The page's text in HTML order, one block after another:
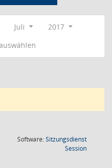
Juli
2017
Software:Sitzungsdienst
Session(Wird in